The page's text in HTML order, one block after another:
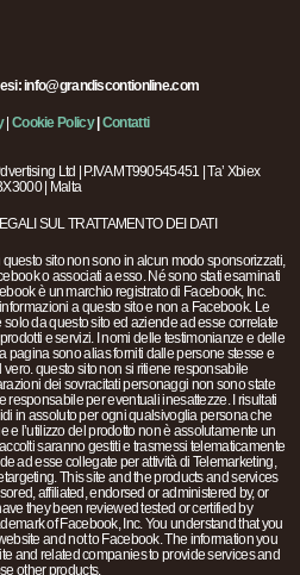
info@grandiscontionline.com
| Cookie Policy| Contatti
Ltd | P.IVA MT990545451 | Ta’ Xbiex
| Malta
SUL TRATTAMENTO DEI DATI
questo sito non sono in alcun modo sponsorizzati,
o associati a esso. Né sono stati esaminati
è un marchio registrato di Facebook, Inc.
a questo sito e non a Facebook. Le
da questo sito ed aziende ad esse correlate
e servizi. I nomi delle testimonianze e delle
pagina sono alias forniti dalle persone stesse e
questo sito non si ritiene responsabile
dei sovracitati personaggi non sono state
responsabile per eventuali inesattezze. I risultati
in assoluto per ogni qualsivoglia persona che
e l’utilizzo del prodotto non è assolutamente un
saranno gestiti e trasmessi telematicamente
ad esse collegate per attività di Telemarketing,
This site and the products and services
affiliated, endorsed or administered by, or
they been reviewed tested or certified by
of Facebook, Inc. You understand that you
and not to Facebook. The information you
and related companies to provide services and
other products.